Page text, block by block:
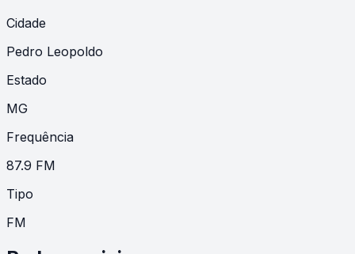
Cidade
Pedro Leopoldo
Estado
MG
Frequência
87.9 FM
Tipo
FM